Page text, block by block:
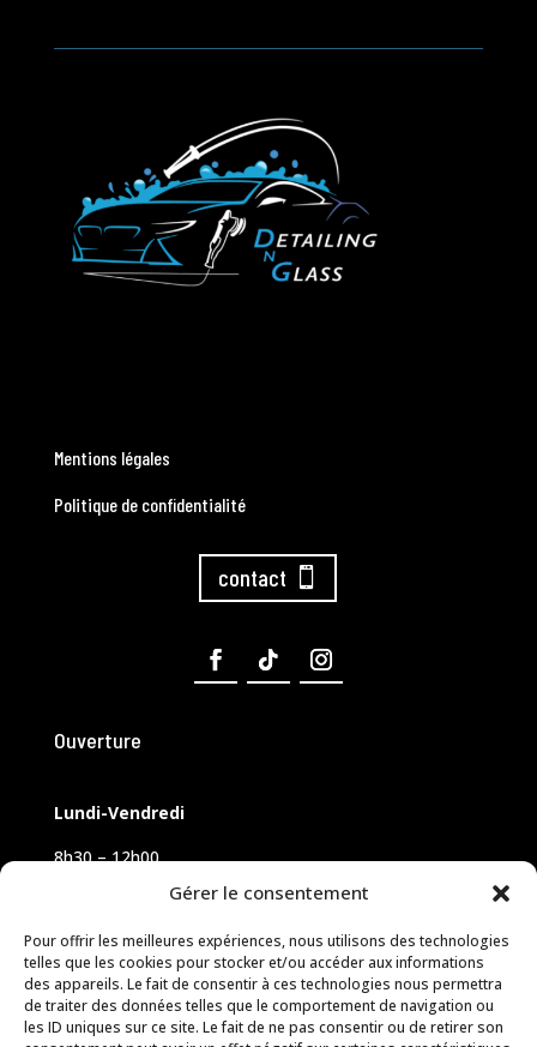
Gérer le consentement
Pour offrir les meilleures expériences, nous utilisons des technologies
telles que les cookies pour stocker et/ou accéder aux informations
des appareils. Le fait de consentir à ces technologies nous permettra
de traiter des données telles que le comportement de navigation ou
les ID uniques sur ce site. Le fait de ne pas consentir ou de retirer son
Mentions légales
Politique de confidentialité
contact
Ouverture
Lundi-Vendredi
8h30 – 12h00
Samedi sur rendez-vous